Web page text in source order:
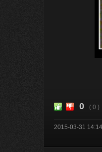
0 ( 0 )
2015-03-31